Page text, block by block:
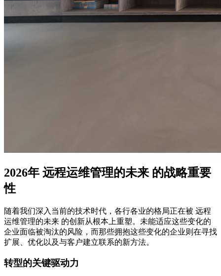
2026年 远程运维管理的未来 的战略重要
性
随着我们深入当前的技术时代，各行各业的格局正在被 远程
运维管理的未来 的创新从根本上重塑。未能适应这些变化的
企业面临被淘汰的风险，而那些拥抱这些变化的企业则在寻找
扩展、优化以及与客户建立联系的新方法。
转型的关键驱动力